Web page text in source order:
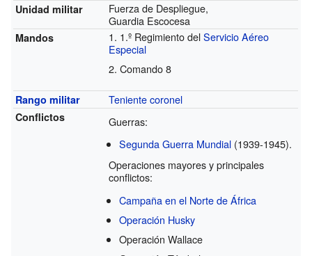
Unidad militar
Fuerza de Despliegue,
Guardia Escocesa
Mandos 1.º Regimiento delServicio Aéreo
Especial
Comando 8
Rango militar Teniente coronel
Conflictos
Guerras:
Segunda Guerra Mundial(1939-1945).
Operaciones mayores y principales
conflictos:
Campaña en el Norte de África
Operación Husky
Operación Wallace